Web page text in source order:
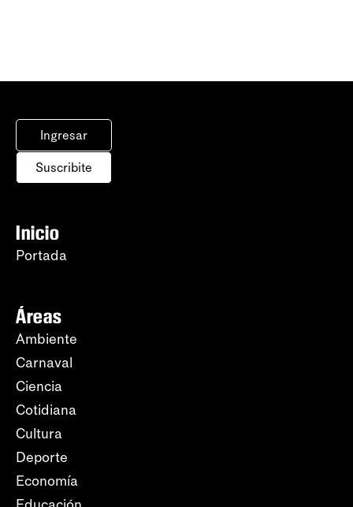
Ingresar
Suscribite
Inicio
Portada
Áreas
Ambiente
Carnaval
Ciencia
Cotidiana
Cultura
Deporte
Economía